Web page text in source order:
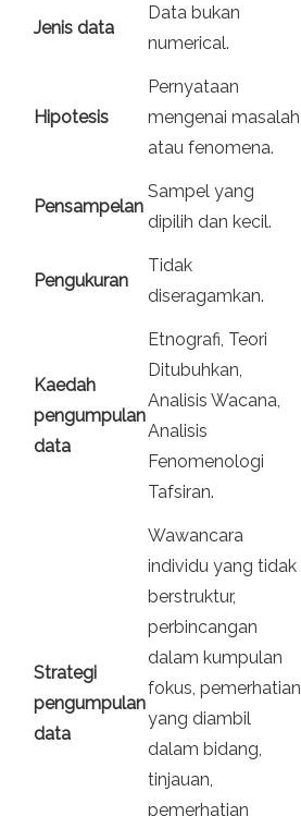
Jenis data
Data bukan
numerical.
Hipotesis
Pernyataan
mengenai masalah
atau fenomena.
Pensampelan
Sampel yang
dipilih dan kecil.
Pengukuran
Tidak
diseragamkan.
Kaedah
pengumpulan
data
Etnografi, Teori
Ditubuhkan,
Analisis Wacana,
Analisis
Fenomenologi
Tafsiran.
Strategi
pengumpulan
data
Wawancara
individu yang tidak
berstruktur,
perbincangan
dalam kumpulan
fokus, pemerhatian
yang diambil
dalam bidang,
tinjauan,
pemerhatian